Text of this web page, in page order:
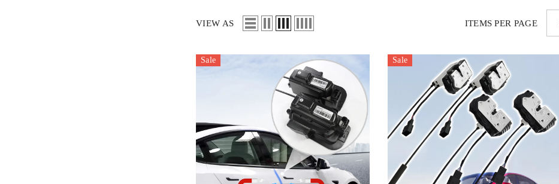
VIEW AS ITEMS PER PAGE
Sale Sale